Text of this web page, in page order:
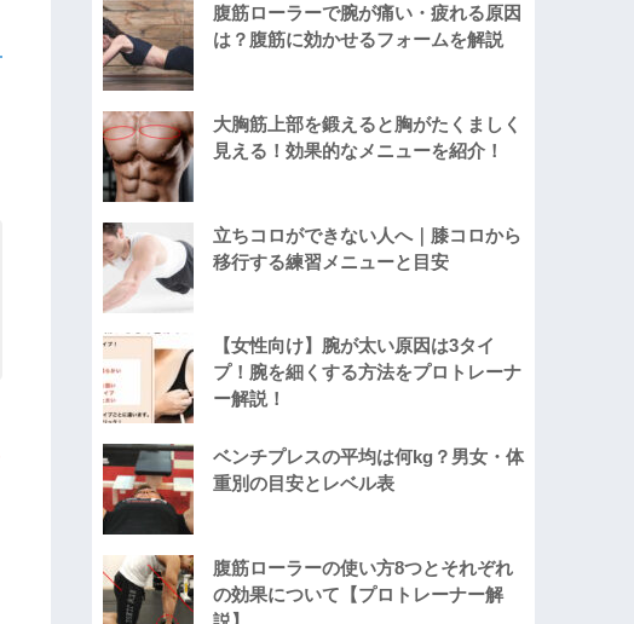
腹筋ローラーで腕が痛い・疲れる原因
は？腹筋に効かせるフォームを解説
大胸筋上部を鍛えると胸がたくましく
見える！効果的なメニューを紹介！
立ちコロができない人へ｜膝コロから
移行する練習メニューと目安
【女性向け】腕が太い原因は3タイ
プ！腕を細くする方法をプロトレーナ
ー解説！
ベンチプレスの平均は何kg？男女・体
重別の目安とレベル表
腹筋ローラーの使い方8つとそれぞれ
の効果について【プロトレーナー解